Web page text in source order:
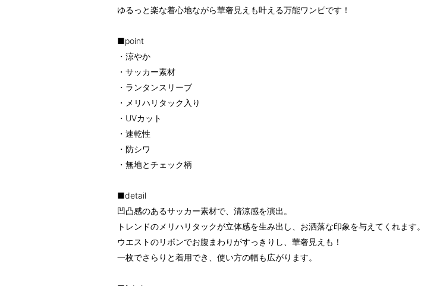
ゆるっと楽な着心地ながら華奢見えも叶える万能ワンピです！
■point
・涼やか
・サッカー素材
・ランタンスリーブ
・メリハリタック入り
・UVカット
・速乾性
・防シワ
・無地とチェック柄
■detail
凹凸感のあるサッカー素材で、清涼感を演出。
トレンドのメリハリタックが立体感を生み出し、お洒落な印象を与えてくれます。
ウエストのリボンでお腹まわりがすっきりし、華奢見えも！
一枚でさらりと着用でき、使い方の幅も広がります。